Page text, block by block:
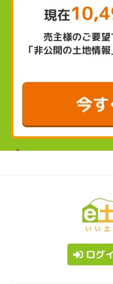
現在
売主様のご要
「非公開の土地情
ログ